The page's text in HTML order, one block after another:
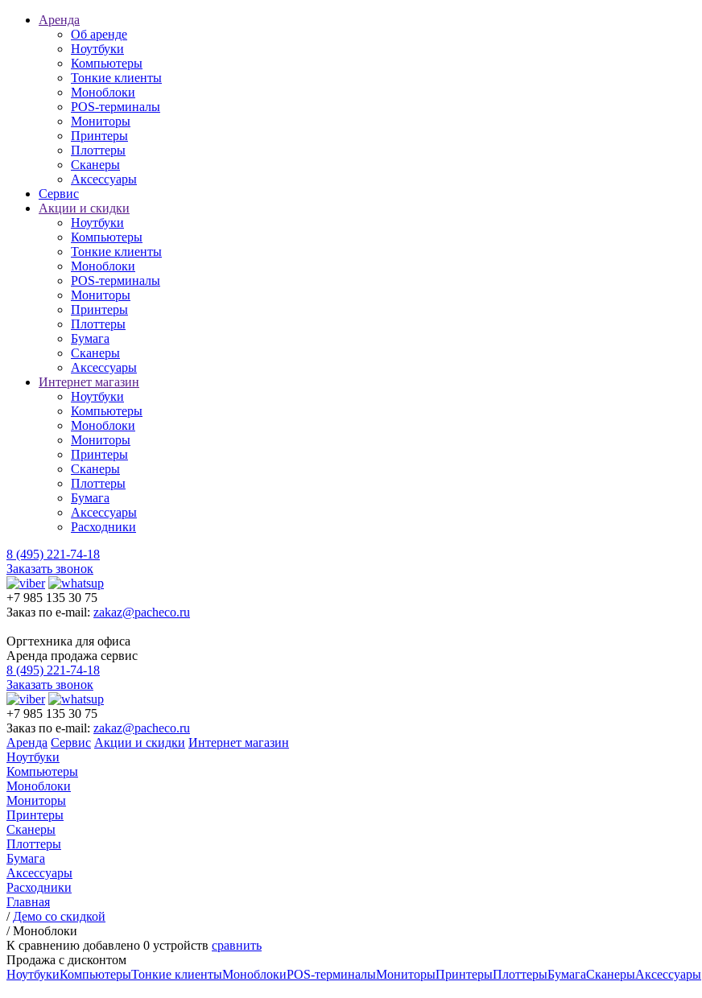
Аренда
Об аренде
Ноутбуки
Компьютеры
Тонкие клиенты
Моноблоки
POS-терминалы
Мониторы
Принтеры
Плоттеры
Сканеры
Аксессуары
Сервис
Акции и скидки
Ноутбуки
Компьютеры
Тонкие клиенты
Моноблоки
POS-терминалы
Мониторы
Принтеры
Плоттеры
Бумага
Сканеры
Аксессуары
Интернет магазин
Ноутбуки
Компьютеры
Моноблоки
Мониторы
Принтеры
Сканеры
Плоттеры
Бумага
Аксессуары
Расходники
8 (495) 221-74-18
Заказать звонок
+7 985 135 30 75
Заказ по e-mail: zakaz@pacheco.ru
Оргтехника для офиса
Аренда продажа сервис
8 (495) 221-74-18
Заказать звонок
+7 985 135 30 75
Заказ по e-mail: zakaz@pacheco.ru
Аренда Сервис Акции и скидки Интернет магазин
Ноутбуки
Компьютеры
Моноблоки
Мониторы
Принтеры
Сканеры
Плоттеры
Бумага
Аксессуары
Расходники
Главная
/ Демо со скидкой
/Моноблоки
К сравнению добавлено 0 устройств сравнить
Продажа с дисконтом
НоутбукиКомпьютерыТонкие клиентыМоноблокиPOS-терминалыМониторыПринтерыПлоттерыБумагаСканерыАксессуары